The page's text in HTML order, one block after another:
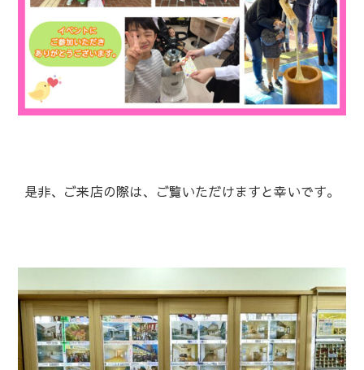
是非、ご来店の際は、ご覧いただけますと幸いです。